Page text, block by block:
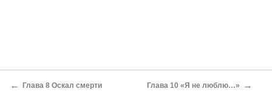
← Глава 8 Оскал смерти Глава 10 «Я не люблю…» →